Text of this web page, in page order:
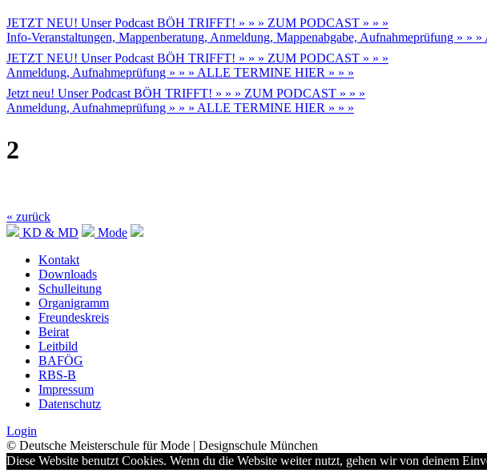
JETZT NEU! Unser Podcast BÖH TRIFFT! » » » ZUM PODCAST » » »
Info-Veranstaltungen, Mappenberatung, Anmeldung, Mappenabgabe, Aufnahmeprüfung »
JETZT NEU! Unser Podcast BÖH TRIFFT! » » » ZUM PODCAST » » »
Anmeldung, Aufnahmeprüfung » » » ALLE TERMINE HIER » » »
Jetzt neu! Unser Podcast BÖH TRIFFT! » » » ZUM PODCAST » » »
Anmeldung, Aufnahmeprüfung » » » ALLE TERMINE HIER » » »
2
« zurück
KD & MD
Mode
Kontakt
Downloads
Schulleitung
Organigramm
Freundeskreis
Beirat
Leitbild
BAFÖG
RBS-B
Impressum
Datenschutz
Login
© Deutsche Meisterschule für Mode | Designschule München
Diese Website benutzt Cookies. Wenn du die Website weiter nutzt, gehen wir von deinem